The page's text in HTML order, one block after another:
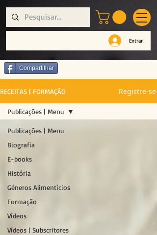
Entrar
Compartilhar
RECEITAS | FORMAÇÃO Registre-se
Publicações | Menu
Biografia
E-books
História
Géneros Alimentícios
Formação
Vídeos
Vídeos | Subscritores
Publicações | Menu